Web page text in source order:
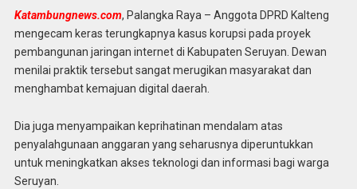
Katambungnews.com, Palangka Raya – Anggota DPRD Kalteng
mengecam keras terungkapnya kasus korupsi pada proyek
pembangunan jaringan internet di Kabupaten Seruyan. Dewan
menilai praktik tersebut sangat merugikan masyarakat dan
menghambat kemajuan digital daerah.
Dia juga menyampaikan keprihatinan mendalam atas
penyalahgunaan anggaran yang seharusnya diperuntukkan
untuk meningkatkan akses teknologi dan informasi bagi warga
Seruyan.